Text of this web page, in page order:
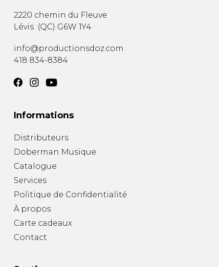
2220 chemin du Fleuve
Lévis (QC) G6W 1Y4
info@productionsdoz.com
418 834-8384
Informations
Distributeurs
Doberman Musique
Catalogue
Services
Politique de Confidentialité
À propos
Carte cadeaux
Contact